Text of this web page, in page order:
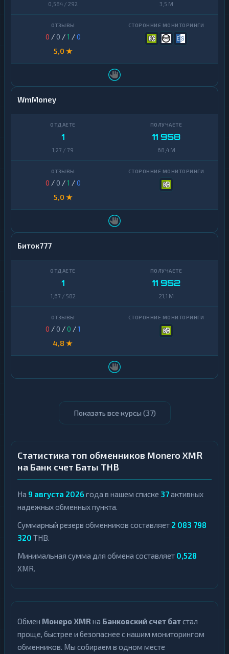
0,584 / 292 3,5 M
0 / 0 /1 /0
5,0 ★
WmMoney
1
1,27 / 79
11 958
68,4 M
0 / 0 /1 /0
5,0 ★
Биток777
1
1,67 / 582
11 952
21,1 M
0 / 0 /0 /1
4,8 ★
Показать все курсы (37)
Статистика топ обменников Monero XMR
на Банк счет Баты THB
На 9 августа 2026 года в нашем списке 37активных
надежных обменных пункта.
Суммарный резерв обменников составляет 2 083 798
320 THB.
Минимальная сумма для обмена составляет 0,528
XMR.
Обмен Монеро XMR на Банковский счет батстал
проще, быстрее и безопаснее с нашим мониторингом
обменников. Мы собираем в одном месте